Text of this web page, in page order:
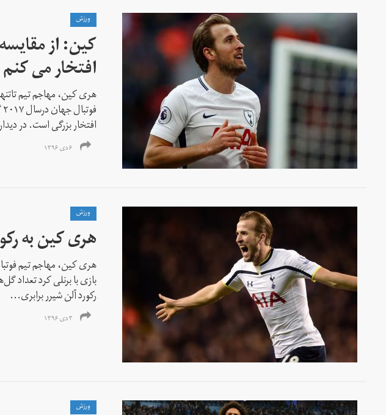
ورزش
کین: از
افتخار می کنم
هری کین، مهاجم تیم
افتخار بزرگی است. در
۶ دی ۱۳۹۶
ورزش
هری کین به
هری کین، مهاجم تیم
رکورد آلن شیرر برابری...
۳ دی ۱۳۹۶
ورزش